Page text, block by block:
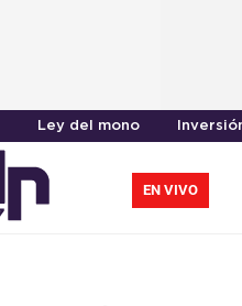
Ley del mono
EN VIVO